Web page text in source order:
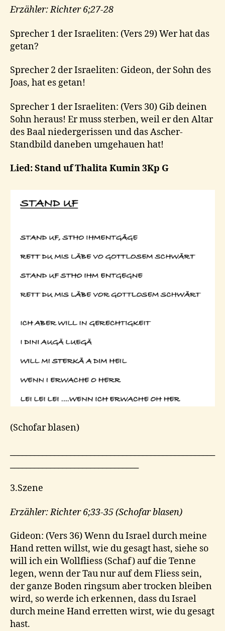
Erzähler: Richter 6;27-28
Sprecher 1 der Israeliten: (Vers 29) Wer hat das
getan?
Sprecher 2 der Israeliten: Gideon, der Sohn des
Joas, hat es getan!
Sprecher 1 der Israeliten: (Vers 30) Gib deinen
Sohn heraus! Er muss sterben, weil er den Altar
des Baal niedergerissen und das Ascher-
Standbild daneben umgehauen hat!
Lied: Stand uf Thalita Kumin 3Kp G
(Schofar blasen)
3.Szene
Erzähler: Richter 6;33-35(Schofar blasen)
Gideon: (Vers 36) Wenn du Israel durch meine
Hand retten willst, wie du gesagt hast, siehe so
will ich ein Wollfliess (Schaf) auf die Tenne
legen, wenn der Tau nur auf dem Fliess sein,
der ganze Boden ringsum aber trocken bleiben
wird, so werde ich erkennen, dass du Israel
durch meine Hand erretten wirst, wie du gesagt
hast.